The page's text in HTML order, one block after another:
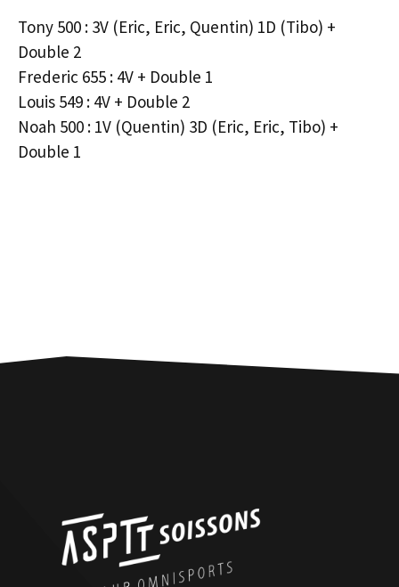
Tony 500 : 3V (Eric, Eric, Quentin) 1D (Tibo) +
Double 2
Frederic 655 : 4V + Double 1
Louis 549 : 4V + Double 2
Noah 500 : 1V (Quentin) 3D (Eric, Eric, Tibo) +
Double 1